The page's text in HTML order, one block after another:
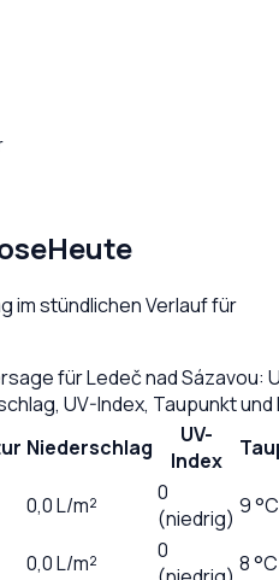
Heute
im stündlichen Verlauf für
fürLedeč nad Sázavou:
UV-Index, Taupunkt
Niederschlag
UV-
Index
0,0L/m²
0
(niedrig) 9 °C
0,0L/m²
0
8 °C